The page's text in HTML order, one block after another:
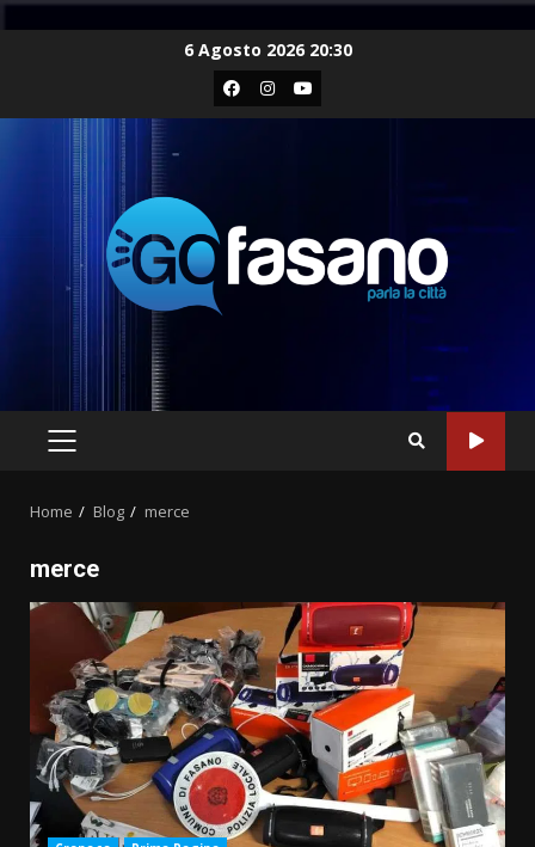
6 Agosto 2026 20:30
Facebook
Instagram
Youtube
PRIMARY
Home Blog merce
merce